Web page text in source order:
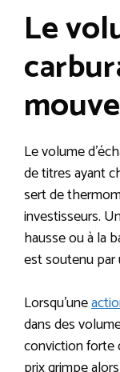
Le
Le volume
de titres ayant
sert de
investisseurs.
hausse ou à la
est soutenu
Lorsqu’une
dans des
conviction forte